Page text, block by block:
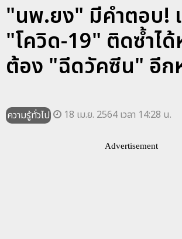
"นพ.ยง" มีคำตอบ!
"โควิด-19" ติดซ้ำได้
ต้อง "ฉีดวัคซีน" อีก
ความรู้ทั่วไป 18 เม.ย. 2564 เวลา 14:28 น.
Advertisement